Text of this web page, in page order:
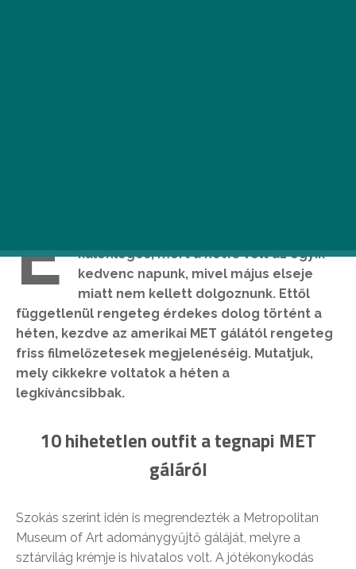
E
különleges, mert a hétfő volt az egyik
kedvenc napunk, mivel május elseje
miatt nem kellett dolgoznunk. Ettől
függetlenül rengeteg érdekes dolog történt a
héten, kezdve az amerikai MET gálától rengeteg
friss filmelőzetesek megjelenéséig. Mutatjuk,
mely cikkekre voltatok a héten a
legkíváncsibbak.
10 hihetetlen outfit a tegnapi MET
gáláról
Szokás szerint idén is megrendezték a Metropolitan
Museum of Art adománygyűjtő gáláját, melyre a
sztárvilág krémje is hivatalos volt. A jótékonykodás